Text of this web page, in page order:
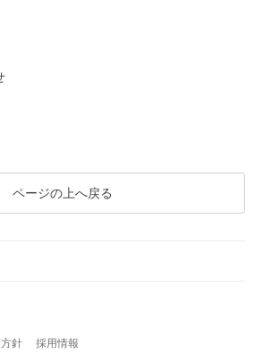
ページの上へ戻る
針 採用情報